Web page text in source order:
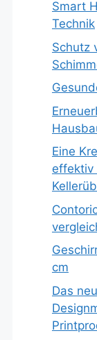
Smart
Technik
Schutz
Eine
effektiv
cm
Das